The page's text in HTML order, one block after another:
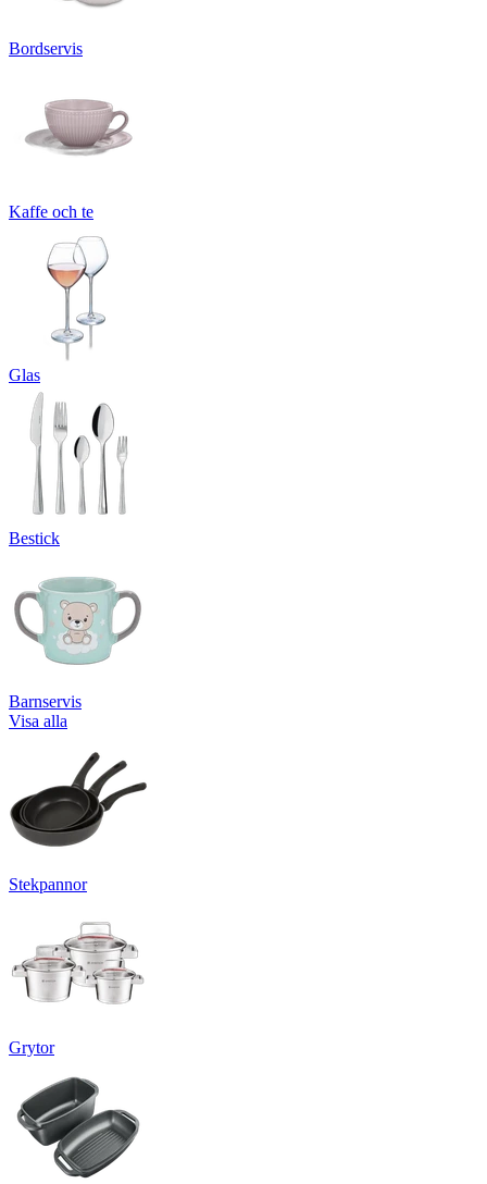
Bordservis
Kaffe och te
Glas
Bestick
Barnservis
Visa alla
Stekpannor
Grytor